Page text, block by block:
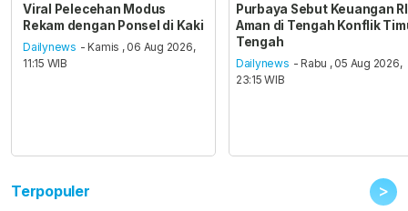
Viral Pelecehan Modus
Rekam dengan Ponsel di Kaki
Dailynews - Kamis , 06 Aug 2026,
11:15 WIB
Purbaya Sebut Keuangan RI
Aman di Tengah Konflik
Tengah
Dailynews - Rabu , 05 Aug 2026,
23:15 WIB
Terpopuler >